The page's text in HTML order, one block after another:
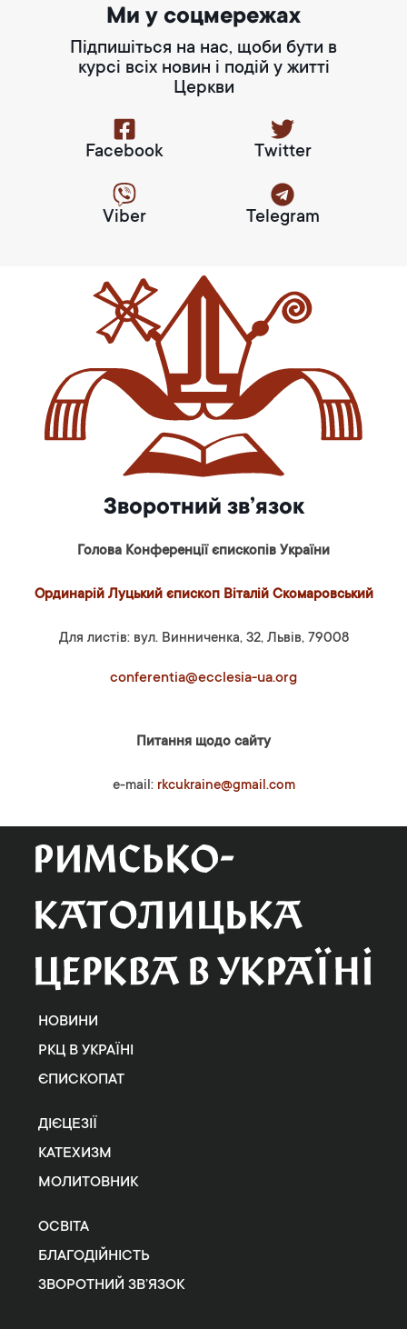
Ми у соцмережах
Підпишіться на нас, щоби бути в
курсі всіх новин і подій у житті
Церкви
Facebook Twitter
Viber Telegram
Зворотний зв’язок
Голова Конференції єпископів України
Ординарій Луцький єпископ Віталій Скомаровський
Для листів: вул. Винниченка, 32, Львів, 79008
conferentia@ecclesia-ua.org
Питання щодо сайту
e-mail: rkcukraine@gmail.com
НОВИНИ
РКЦ В УКРАЇНІ
ЄПИСКОПАТ
ДІЄЦЕЗІЇ
КАТЕХИЗМ
МОЛИТОВНИК
ОСВІТА
БЛАГОДІЙНІСТЬ
ЗВОРОТНИЙ ЗВ’ЯЗОК